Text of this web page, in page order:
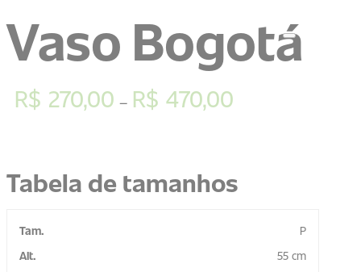
Vaso Bogotá
R$ 270,00 – R$ 470,00
Tabela de tamanhos
P
55 cm